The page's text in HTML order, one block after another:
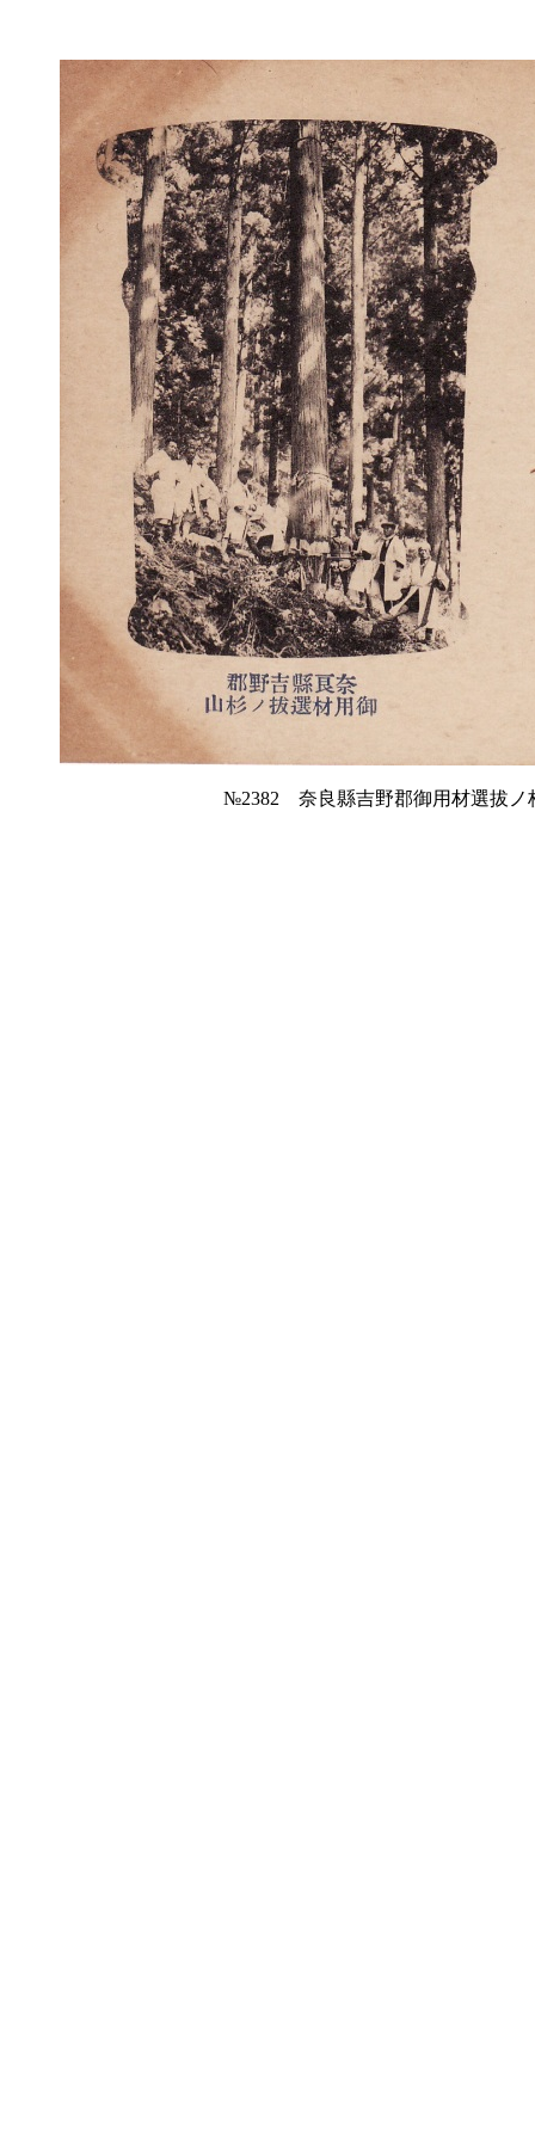
№2382 奈良縣吉野郡御用材選拔ノ